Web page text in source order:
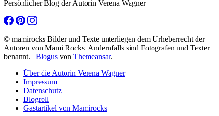
Persönlicher Blog der Autorin Verena Wagner
© mamirocks Bilder und Texte unterliegen dem Urheberrecht der
Autoren von Mami Rocks. Andernfalls sind Fotografen und Texter
benannt. | Blogus von Themeansar.
Über die Autorin Verena Wagner
Impressum
Datenschutz
Blogroll
Gastartikel von Mamirocks